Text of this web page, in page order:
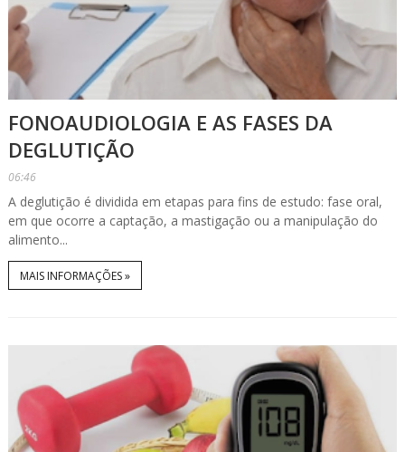
FONOAUDIOLOGIA E AS FASES DA
DEGLUTIÇÃO
06:46
A deglutição é dividida em etapas para fins de estudo: fase oral,
em que ocorre a captação, a mastigação ou a manipulação do
alimento...
MAIS INFORMAÇÕES »